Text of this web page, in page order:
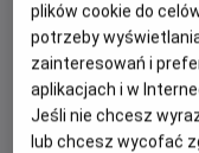
zwariowanych
plików cookie do
potrzeby
zainteresowań i
aplikacjach i w
Jeśli nie chcesz
lub chcesz wycofać